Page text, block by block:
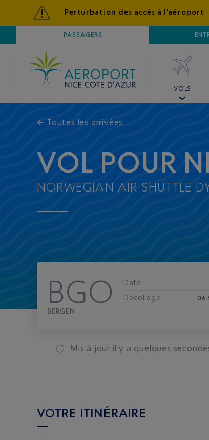
Perturbation des accès à l'aéroport
PASSAGERS
AÉROPORTNICE CÔTE D'AZUR
VOLS
← Toutes les arrivées
VOL POUR
NORWEGIAN AIR SHUTTLE
BGO
BERGEN
Date -
Décollage
Mis à jour il y a quelques
VOTRE ITINÉRAIRE